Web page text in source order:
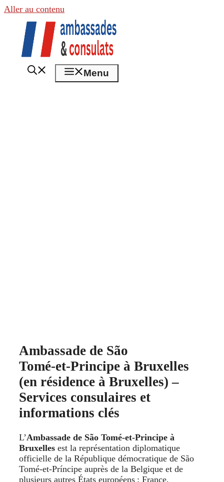
Aller au contenu
Menu
Ambassade de São
Tomé‑et‑Principe à Bruxelles
(en résidence à Bruxelles) –
Services consulaires et
informations clés
L’Ambassade de São Tomé‑et‑Principe à
Bruxelles est la représentation diplomatique
officielle de la République démocratique de São
Tomé‑et‑Príncipe auprès de la Belgique et de
plusieurs autres États européens : France,